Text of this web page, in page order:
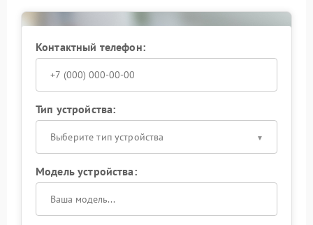
усугубить ситуацию. Доверьте диагностику и ремонт
профессионалам, чтобы вернуть устройству
Контактный телефон:
Тип устройства:
Выберите тип устройства
Модель устройства: